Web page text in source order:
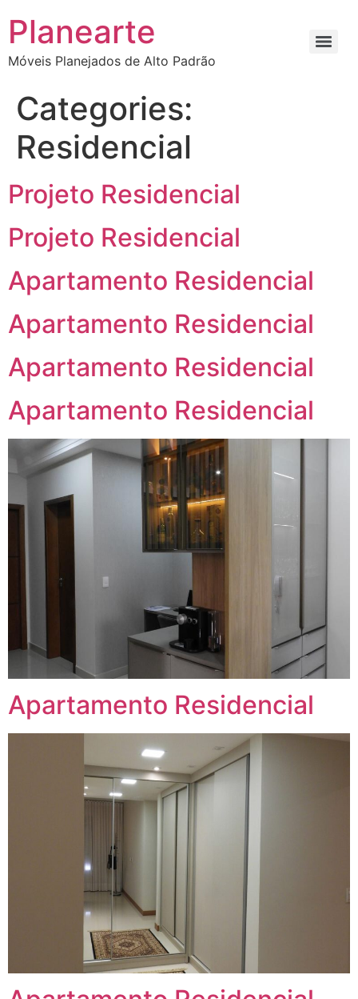
Planearte
Móveis Planejados de Alto Padrão
Categories:
Residencial
Projeto Residencial
Projeto Residencial
Apartamento Residencial
Apartamento Residencial
Apartamento Residencial
Apartamento Residencial
Apartamento Residencial